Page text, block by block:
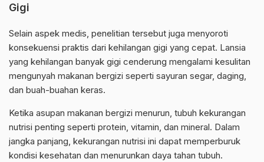
Gigi
Selain aspek medis, penelitian tersebut juga menyoroti
konsekuensi praktis dari kehilangan gigi yang cepat. Lansia
yang kehilangan banyak gigi cenderung mengalami kesulitan
mengunyah makanan bergizi seperti sayuran segar, daging,
dan buah-buahan keras.
Ketika asupan makanan bergizi menurun, tubuh kekurangan
nutrisi penting seperti protein, vitamin, dan mineral. Dalam
jangka panjang, kekurangan nutrisi ini dapat memperburuk
kondisi kesehatan dan menurunkan daya tahan tubuh.